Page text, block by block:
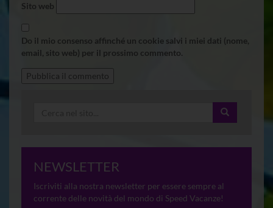
Sito web
Do il mio consenso affinché un cookie salvi i miei dati (nome,
email, sito web) per il prossimo commento.
NEWSLETTER
Iscriviti alla nostra newsletter per essere sempre al
corrente delle novità del mondo di Speed Vacanze!